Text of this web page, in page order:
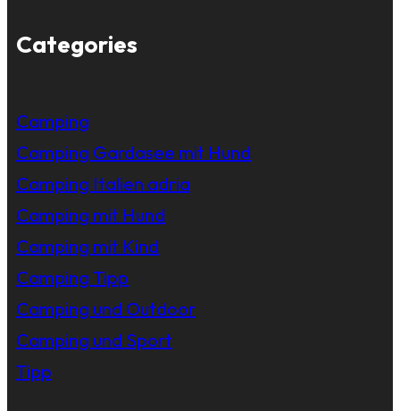
Categories
Camping
Camping Gardasee mit Hund
Camping Italien adria
Camping mit Hund
Camping mit Kind
Camping Tipp
Camping und Outdoor
Camping und Sport
Tipp